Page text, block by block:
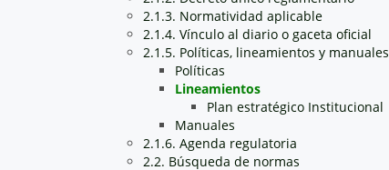
2.1.3. Normatividad aplicable
2.1.4. Vínculo al diario o gaceta oficial
2.1.5. Políticas, lineamientos y manuales
Políticas
Lineamientos
Plan estratégico Institucional
Manuales
2.1.6. Agenda regulatoria
2.2. Búsqueda de normas